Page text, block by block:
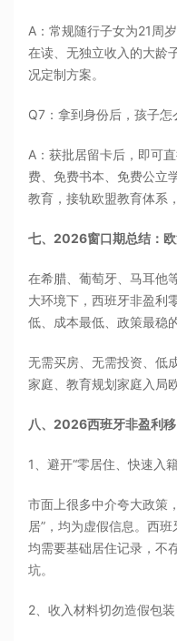
A：常规随行子女为21周
在读、无独立收入的大龄
况定制方案。
Q7：拿到身份后，孩子怎
A：获批居留卡后，即可
费、免费书本、免费公立
教育，接轨欧盟教育体系
七、2026窗口期总结：
在希腊、葡萄牙、马耳他
大环境下，西班牙非盈利
低、成本最低、政策最稳
无需买房、无需投资、低
家庭、教育规划家庭入局
八、2026西班牙非盈利移
1、避开“零居住、快速入
市面上很多中介夸大政策
居”，均为虚假信息。西
均需要基础居住记录，不
坑。
2、收入材料切勿造假包装